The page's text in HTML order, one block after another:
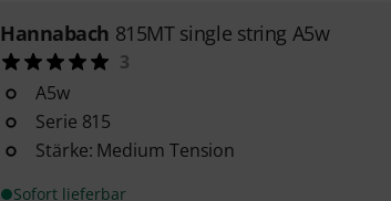
Hannabach 815MT single string A5w
3
A5w
Serie 815
Stärke: Medium Tension
Sofort lieferbar